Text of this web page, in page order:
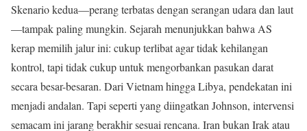
Skenario kedua—perang terbatas dengan serangan udara dan laut
—tampak paling mungkin. Sejarah menunjukkan bahwa AS
kerap memilih jalur ini: cukup terlibat agar tidak kehilangan
kontrol, tapi tidak cukup untuk mengorbankan pasukan darat
secara besar-besaran. Dari Vietnam hingga Libya, pendekatan ini
menjadi andalan. Tapi seperti yang diingatkan Johnson, intervensi
semacam ini jarang berakhir sesuai rencana. Iran bukan Irak atau